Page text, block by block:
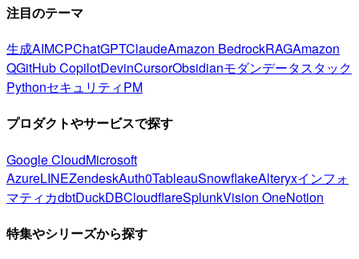
注目のテーマ
生成AIMCPChatGPTClaudeAmazon BedrockRAGAmazon
QGitHub CopilotDevinCursorObsidianモダンデータスタック
PythonセキュリティPM
プロダクトやサービスで探す
Google CloudMicrosoft
AzureLINEZendeskAuth0TableauSnowflakeAlteryxインフォ
マティカdbtDuckDBCloudflareSplunkVision OneNotion
特集やシリーズから探す